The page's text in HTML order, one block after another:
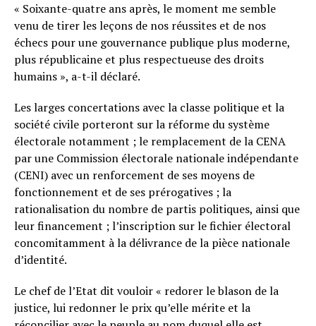
« Soixante-quatre ans après, le moment me semble
venu de tirer les leçons de nos réussites et de nos
échecs pour une gouvernance publique plus moderne,
plus républicaine et plus respectueuse des droits
humains », a-t-il déclaré.
Les larges concertations avec la classe politique et la
société civile porteront sur la réforme du système
électorale notamment ; le remplacement de la CENA
par une Commission électorale nationale indépendante
(CENI) avec un renforcement de ses moyens de
fonctionnement et de ses prérogatives ; la
rationalisation du nombre de partis politiques, ainsi que
leur financement ; l’inscription sur le fichier électoral
concomitamment à la délivrance de la pièce nationale
d’identité.
Le chef de l’Etat dit vouloir « redorer le blason de la
justice, lui redonner le prix qu’elle mérite et la